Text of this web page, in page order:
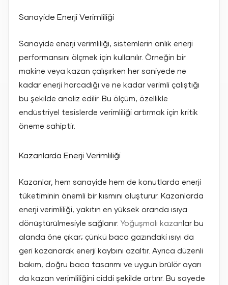
Sanayide Enerji Verimliliği
Sanayide enerji verimliliği, sistemlerin anlık enerji
performansını ölçmek için kullanılır. Örneğin bir
makine veya kazan çalışırken her saniyede ne
kadar enerji harcadığı ve ne kadar verimli çalıştığı
bu şekilde analiz edilir. Bu ölçüm, özellikle
endüstriyel tesislerde verimliliği artırmak için kritik
öneme sahiptir.
Kazanlarda Enerji Verimliliği
Kazanlar, hem sanayide hem de konutlarda enerji
tüketiminin önemli bir kısmını oluşturur. Kazanlarda
enerji verimliliği, yakıtın en yüksek oranda ısıya
dönüştürülmesiyle sağlanır. Yoğuşmalı kazan lar bu
alanda öne çıkar; çünkü baca gazındaki ısıyı da
geri kazanarak enerji kaybını azaltır. Ayrıca düzenli
bakım, doğru baca tasarımı ve uygun brülör ayarı
da kazan verimliliğini ciddi şekilde artırır. Bu sayede